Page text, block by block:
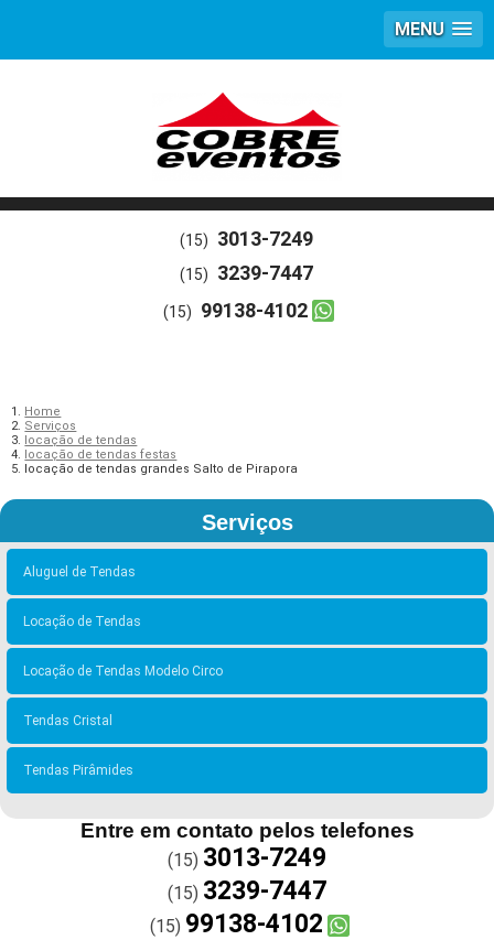
MENU
(15) 3013-7249
(15) 3239-7447
(15) 99138-4102
Home
Serviços
locação de tendas
locação de tendas festas
locação de tendas grandes Salto de Pirapora
Serviços
Aluguel de Tendas
Locação de Tendas
Locação de Tendas Modelo Circo
Tendas Cristal
Tendas Pirâmides
Entre em contato pelos telefones
(15) 3013-7249
(15) 3239-7447
(15) 99138-4102